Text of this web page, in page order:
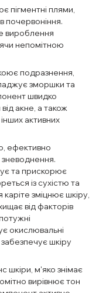
пігментні плями,
почервоніння.
вироблення
непомітною
подразнення,
зморшки та
швидко
акне, а також
активних
ефективно
та прискорює
із сухістю та
зміцнює шкіру,
від факторів
окислювальні
шкіру
шкіри, м'яко знімає
вирівнює тон